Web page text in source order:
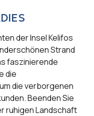
der Insel Kelifos
Strand
faszinierende
die
die verborgenen
Beenden Sie
ruhigen Landschaft